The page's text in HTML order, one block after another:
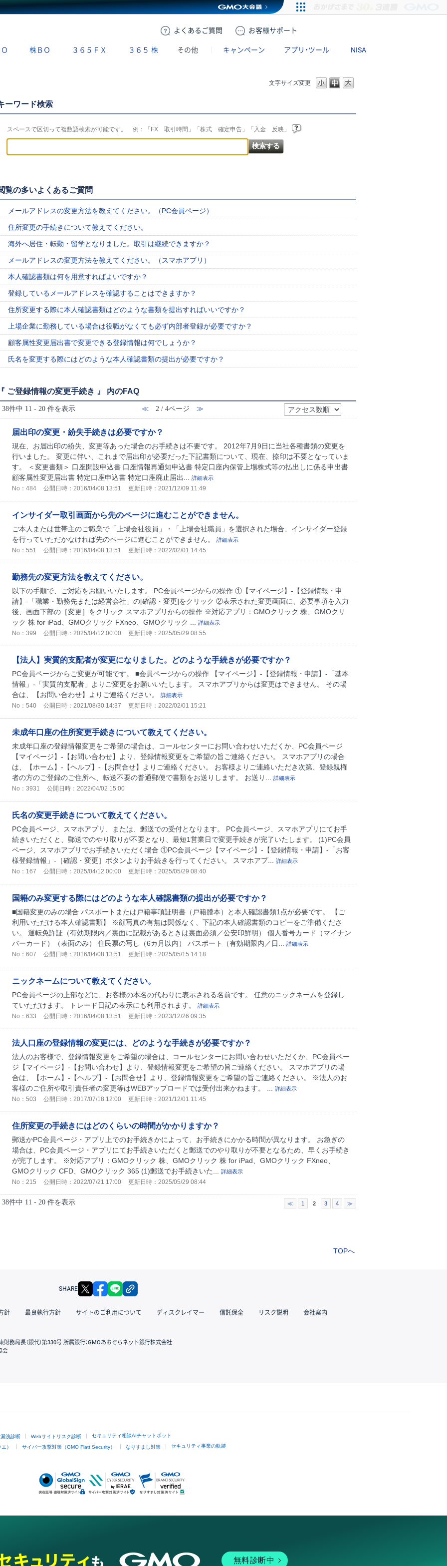
よくある ご質問 お客様サポート
株ＢＯ ３６５ＦＸ ３６５ 株 その他 キャンペーン アプリ・ツール NISA
文字サイズ変更
ーワード検索
スペースで区切って複数語検索が可能です。 例：「FX 取引時間」「株式 確定申告」「入金 反映」
覧の多いよくあるご質問
メールアドレスの変更方法を教えてください。（PC会員ページ）
住所変更の手続きについて教えてください。
海外へ居住・転勤・留学となりました。取引は継続できますか？
メールアドレスの変更方法を教えてください。（スマホアプリ）
本人確認書類は何を用意すればよいですか？
登録しているメールアドレスを確認することはできますか？
住所変更する際に本人確認書類はどのような書類を提出すればいいですか？
上場企業に勤務している場合は役職がなくても必ず内部者登録が必要ですか？
顧客属性変更届出書で変更できる登録情報は何でしょうか？
氏名を変更する際にはどのような本人確認書類の提出が必要ですか？
ご登録情報の変更手続き 』 内のFAQ
38件中 11 - 20 件を表示 ≪ 2 / 4ページ ≫
届出印の変更・紛失手続きは必要ですか？
現在、お届出印の紛失、変更等あった場合のお手続きは不要です。 2012年7月9日に当社各種書類の変更を
行いました。 変更に伴い、これまで届出印が必要だった下記書類について、現在、捺印は不要となっていま
す。 ＜変更書類＞ 口座開設申込書 口座情報再通知申込書 特定口座内保管上場株式等の払出しに係る申出書
顧客属性変更届出書 特定口座申込書 特定口座廃止届出...
詳細表示
No：484 公開日時：2016/04/08 13:51 更新日時：2021/12/09 11:49
インサイダー取引画面から先のページに進むことができません。
ご本人または世帯主のご職業で「上場会社役員」・「上場会社職員」を選択された場合、インサイダー登録
を行っていただかなければ先のページに進むことができません。
詳細表示
No：551 公開日時：2016/04/08 13:51 更新日時：2022/02/01 14:45
勤務先の変更方法を教えてください。
以下の手順で、ご対応をお願いいたします。 PC会員ページからの操作 ①【マイページ】-【登録情報・申
請】-「職業・勤務先または経営会社」の[確認・変更]をクリック ②表示された変更画面に、必要事項を入力
後、画面下部の［変更］をクリック スマホアプリからの操作 ※対応アプリ：GMOクリック 株、GMOクリ
ック 株 for iPad、GMOクリック FXneo、GMOクリック ...
詳細表示
No：399 公開日時：2025/04/12 00:00 更新日時：2025/05/29 08:55
【法人】実質的支配者が変更になりました。どのような手続きが必要ですか？
PC会員ページからご変更が可能です。 ■会員ページからの操作 【マイページ】-【登録情報・申請】-「基本
情報」-「実質的支配者」よりご変更をお願いいたします。 スマホアプリからは変更はできません。 その場
合は、【お問い合わせ】よりご連絡ください。
詳細表示
No：540 公開日時：2021/08/30 14:37 更新日時：2022/02/01 15:21
未成年口座の住所変更手続きについて教えてください。
未成年口座の登録情報変更をご希望の場合は、コールセンターにお問い合わせいただくか、PC会員ページ
【マイページ】-【お問い合わせ】より、登録情報変更をご希望の旨ご連絡ください。 スマホアプリの場合
は、【ホーム】-【ヘルプ】-【お問合せ】よりご連絡ください。 お客様よりご連絡いただき次第、登録親権
者の方のご登録のご住所へ、転送不要の普通郵便で書類をお送りします。 お送り...
詳細表示
No：3931 公開日時：2022/04/02 15:00
氏名の変更手続きについて教えてください。
PC会員ページ、スマホアプリ、または、郵送での受付となります。 PC会員ページ、スマホアプリにてお手
続きいただくと、郵送でのやり取りが不要となり、最短1営業日で変更手続きが完了いたします。 (1)PC会員
ページ、スマホアプリでお手続きいただく場合 ①PC会員ページ【マイページ】-【登録情報・申請】-「お客
様登録情報」-［確認・変更］ボタンよりお手続きを行ってください。 スマホアプ...
詳細表示
No：167 公開日時：2025/04/12 00:00 更新日時：2025/05/29 08:40
国籍のみ変更する際にはどのような本人確認書類の提出が必要ですか？
■国籍変更のみの場合 パスポートまたは戸籍事項証明書（戸籍謄本）と本人確認書類1点が必要です。 【ご
利用いただける本人確認書類】 ※顔写真の有無は関係なく、下記の本人確認書類のコピーをご準備くださ
い。 運転免許証（有効期限内／裏面に記載があるときは裏面必須／公安印鮮明） 個人番号カード（マイナン
バーカード）（表面のみ） 住民票の写し（6カ月以内） パスポート（有効期限内／日...
詳細表示
No：607 公開日時：2016/04/08 13:51 更新日時：2025/05/15 14:18
ニックネームについて教えてください。
PC会員ページの上部などに、お客様の本名の代わりに表示される名前です。 任意のニックネームを登録し
ていただけます。 トレード日記の表示にも利用されます。
詳細表示
No：633 公開日時：2016/04/08 13:51 更新日時：2023/12/26 09:35
法人口座の登録情報の変更には、どのような手続きが必要ですか？
法人のお客様で、登録情報変更をご希望の場合は、コールセンターにお問い合わせいただくか、PC会員ペー
ジ【マイページ】-【お問い合わせ】より、登録情報変更をご希望の旨ご連絡ください。 スマホアプリの場
合は、【ホーム】-【ヘルプ】-【お問合せ】より、登録情報変更をご希望の旨ご連絡ください。 ※法人のお
客様のご住所や取引責任者の変更等はWEBアップロードでは受付出来かねます。 ...
詳細表示
No：503 公開日時：2017/07/18 12:00 更新日時：2021/12/01 11:45
住所変更の手続きにはどのくらいの時間がかかりますか？
郵送かPC会員ページ・アプリ上でのお手続きかによって、お手続きにかかる時間が異なります。 お急ぎの
場合は、PC会員ページ・アプリにてお手続きいただくと郵送でのやり取りが不要となるため、早くお手続き
が完了します。 ※対応アプリ：GMOクリック 株、GMOクリック 株 for iPad、GMOクリック FXneo、
GMOクリック CFD、GMOクリック 365 (1)郵送でお手続きいた...
詳細表示
No：215 公開日時：2022/07/21 17:00 更新日時：2025/05/29 08:44
38件中 11 - 20 件を表示 ≪ 1 2 3 4 ≫
TOPへ
SHARE X facebook
針 最良執行方針 サイトのご利用について ディスクレイマー 信託保全 リスク説明 会社案内
務局長（銀代）第330号 所属銀行：GMOあおぞらネット銀行株式会社
会
洩診断 Webサイトリスク診断 セキュリティ相談AIチャットボット
） サイバー攻撃対策（GMO Flatt Security） なりすまし対策 セキュリティ事業の軌跡
無料診断中